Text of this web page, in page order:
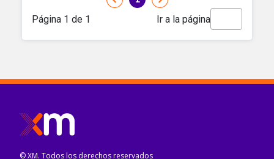
© XM. Todos los derechos reservados